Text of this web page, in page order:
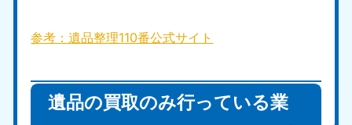
参考：遺品整理110番公式サイト
遺品の買取のみ行っている業